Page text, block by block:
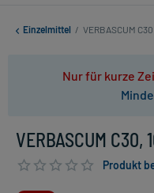
Einzelmittel / VERBASCUM C30
Nur für kurze
VERBASCUM C30,
Produkt